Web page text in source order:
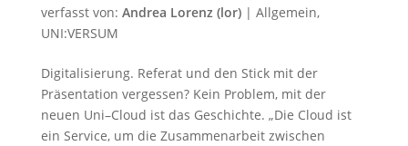
verfasst von: Andrea Lorenz (lor)| Allgemein,
UNI:VERSUM
Digitalisierung. Referat und den Stick mit der
Präsentation vergessen? Kein Problem, mit der
neuen Uni–Cloud ist das Geschichte. „Die Cloud ist
ein Service, um die Zusammenarbeit zwischen